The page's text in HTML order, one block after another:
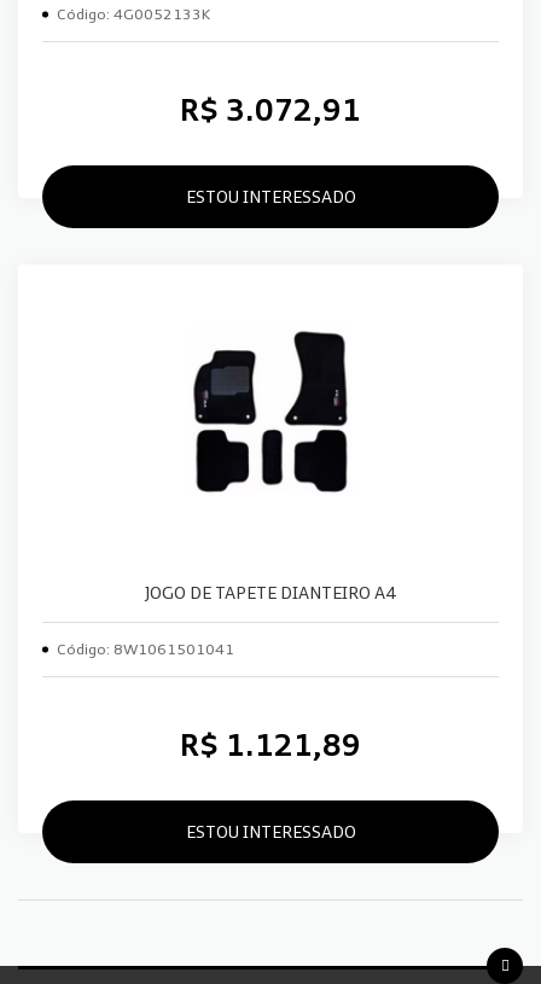
Código: 4G0052133K
R$ 3.072,91
ESTOU INTERESSADO
JOGO DE TAPETE DIANTEIRO A4
Código: 8W1061501041
R$ 1.121,89
ESTOU INTERESSADO